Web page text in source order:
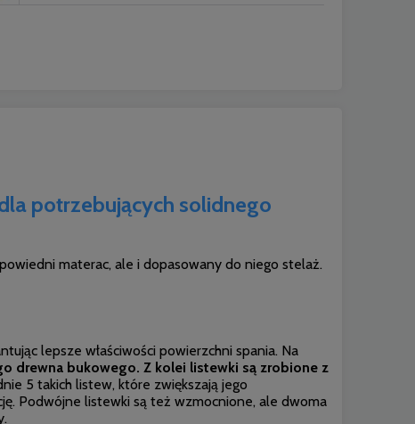
potrzebujących solidnego
materac, ale i dopasowany do niego stelaż.
lepsze właściwości powierzchni spania. Na
drewna bukowego. Z kolei listewki są zrobione z
5 takich listew, które zwiększają jego
Podwójne listewki są też wzmocnione, ale dwoma